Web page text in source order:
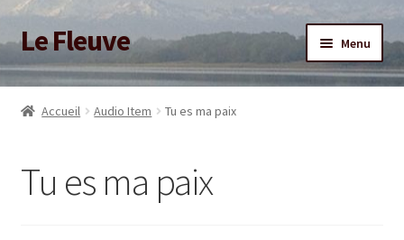
Aller
à
la
navigation
Aller
au
contenu
Le Fleuve Menu
Accueil
Ouvrir
Boutique
Accueil Audio Item Tu es ma paix
Tu es ma paix